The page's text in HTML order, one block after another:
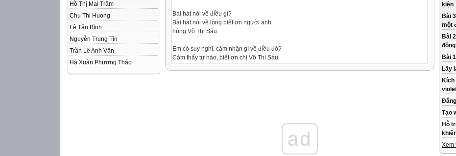
Hồ Thị Mai Trâm
Chu Thi Huong
Lê Tấn Bình
Nguyễn Trung Tín
Trần Lê Anh Vân
Hà Xuân Phương Thảo
kiện
Bài
một
Bài
Bài
Lấy
Kích
Tạo
Hỗ
Xem
Bài hát nói về điều gì?
Bài hát nói về lòng biết ơn người anh
hùng Võ Thị Sáu.
Em có suy nghĩ, cảm nhận gì về điều đó?
Cảm thấy tự hào, biết ơn chị Võ Thị Sáu.
• Thể hiện được lòng biết ơn bằng lời nói, việc làm cụ thể phù
ad